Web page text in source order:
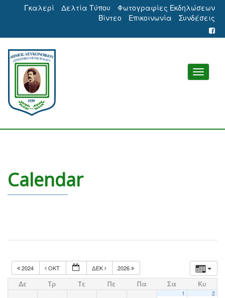
Γκαλερί Δελτία Τύπου
Φωτογραφίες Εκδηλώσεων
Βίντεο
Επικοινωνία Συνδέσεις
Calendar
2024 ΟΚΤ ΔΕΚ 2026
Δε Τρ Τε Πε Πα Σα Κυ
1 2